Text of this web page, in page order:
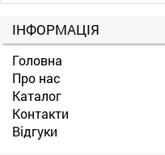
ІНФОРМАЦІЯ
Головна
Про нас
Каталог
Контакти
Відгуки